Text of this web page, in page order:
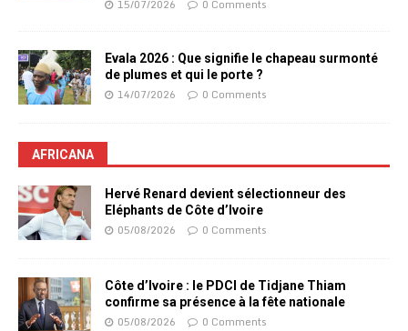
15/07/2026 0 Comments
Evala 2026 : Que signifie le chapeau surmonté
de plumes et qui le porte ?
14/07/2026 0 Comments
AFRICANA
Hervé Renard devient sélectionneur des
Eléphants de Côte d’Ivoire
05/08/2026 0 Comments
Côte d’Ivoire : le PDCI de Tidjane Thiam
confirme sa présence à la fête nationale
05/08/2026 0 Comments